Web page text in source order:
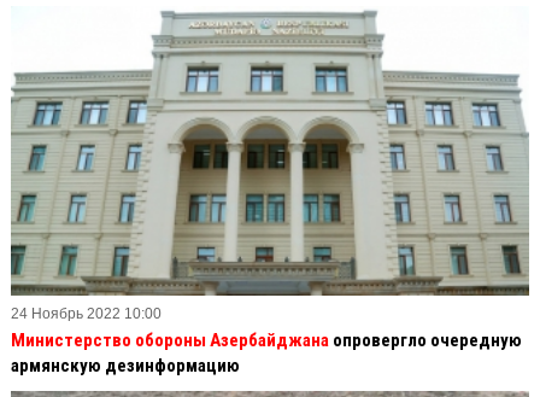
24 Ноябрь 2022 10:00
Министерство обороны Азербайджана опровергло очередную
армянскую дезинформацию